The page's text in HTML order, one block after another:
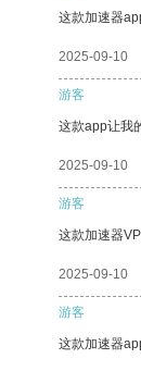
这款加速器
2025-09-10
游客
这款app让我
2025-09-10
游客
这款加速器
2025-09-10
游客
这款加速器